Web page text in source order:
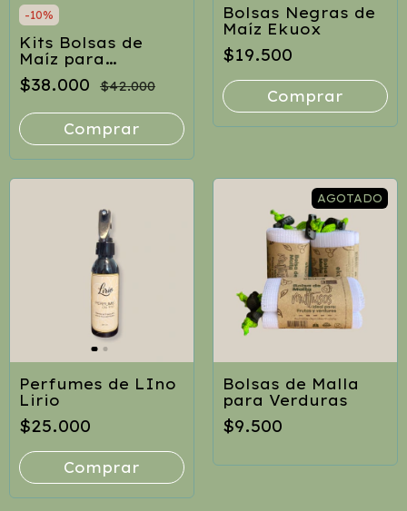
-10%
Kits Bolsas de
Maíz para
Mascotas
CompostPack
$38.000 $42.000
Comprar
Bolsas Negras de
Maíz Ekuox
$19.500
Perfumes de LIno
Lirio
$25.000
Comprar
AGOTADO
Bolsas de Malla
para Verduras
$9.500